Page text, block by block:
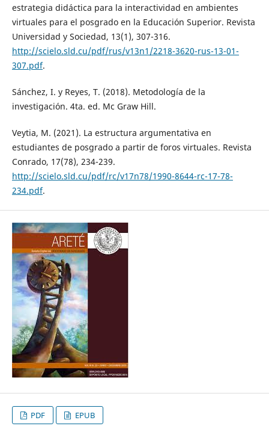
estrategia didáctica para la interactividad en ambientes
virtuales para el posgrado en la Educación Superior. Revista
Universidad y Sociedad, 13(1), 307-316.
http://scielo.sld.cu/pdf/rus/v13n1/2218-3620-rus-13-01-
307.pdf.
Sánchez, I. y Reyes, T. (2018). Metodología de la
investigación. 4ta. ed. Mc Graw Hill.
Veytia, M. (2021). La estructura argumentativa en
estudiantes de posgrado a partir de foros virtuales. Revista
Conrado, 17(78), 234-239.
http://scielo.sld.cu/pdf/rc/v17n78/1990-8644-rc-17-78-
234.pdf.
PDF EPUB